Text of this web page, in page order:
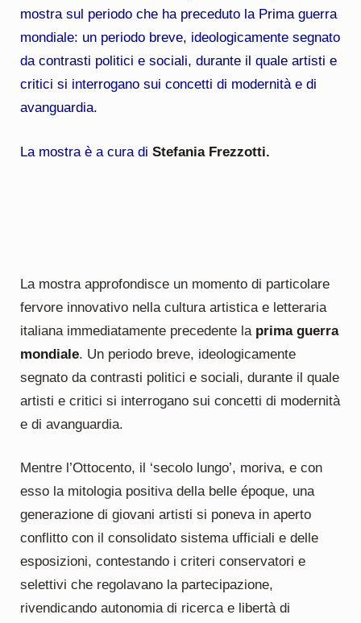
mostra sul periodo che ha preceduto la Prima guerra
mondiale: un periodo breve, ideologicamente segnato
da contrasti politici e sociali, durante il quale artisti e
critici si interrogano sui concetti di modernità e di
avanguardia.
La mostra è a cura di Stefania Frezzotti.
La mostra approfondisce un momento di particolare
fervore innovativo nella cultura artistica e letteraria
italiana immediatamente precedente la prima guerra
mondiale. Un periodo breve, ideologicamente
segnato da contrasti politici e sociali, durante il quale
artisti e critici si interrogano sui concetti di modernità
e di avanguardia.
Mentre l’Ottocento, il ‘secolo lungo’, moriva, e con
esso la mitologia positiva della belle époque, una
generazione di giovani artisti si poneva in aperto
conflitto con il consolidato sistema ufficiali e delle
esposizioni, contestando i criteri conservatori e
selettivi che regolavano la partecipazione,
rivendicando autonomia di ricerca e libertà di